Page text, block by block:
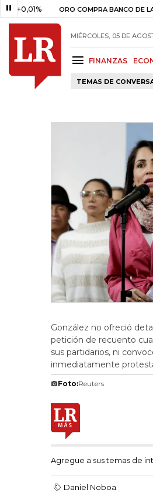
ORO COMPRA BANCO DE LA
MIÉRCOLES, 05 DE
FINANZAS
TEMAS DE
González no ofreció
petición de recuento
sus partidarios, ni
inmediatamente
Foto:Reuters
Agregue a sus temas de
Daniel Noboa